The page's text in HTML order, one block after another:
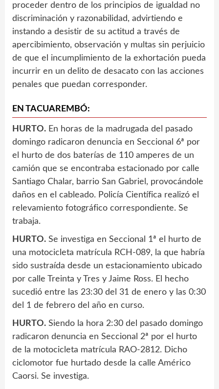
proceder dentro de los principios de igualdad no
discriminación y razonabilidad, advirtiendo e
instando a desistir de su actitud a través de
apercibimiento, observación y multas sin perjuicio
de que el incumplimiento de la exhortación pueda
incurrir en un delito de desacato con las acciones
penales que puedan corresponder.
EN TACUAREMBÓ:
HURTO. En horas de la madrugada del pasado
domingo radicaron denuncia en Seccional 6ª por
el hurto de dos baterías de 110 amperes de un
camión que se encontraba estacionado por calle
Santiago Chalar, barrio San Gabriel, provocándole
daños en el cableado. Policía Científica realizó el
relevamiento fotográfico correspondiente. Se
trabaja.
HURTO. Se investiga en Seccional 1ª el hurto de
una motocicleta matrícula RCH-089, la que habría
sido sustraída desde un estacionamiento ubicado
por calle Treinta y Tres y Jaime Ross. El hecho
sucedió entre las 23:30 del 31 de enero y las 0:30
del 1 de febrero del año en curso.
HURTO. Siendo la hora 2:30 del pasado domingo
radicaron denuncia en Seccional 2ª por el hurto
de la motocicleta matrícula RAO-2812. Dicho
ciclomotor fue hurtado desde la calle Américo
Caorsi. Se investiga.